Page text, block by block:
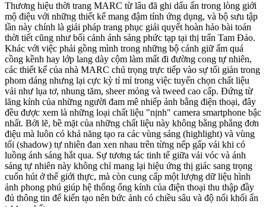
Thương hiệu thời trang MARC từ lâu đã ghi dấu ấn trong lòng giới
mộ điệu với những thiết kế mang đậm tính ứng dụng, và bộ sưu tập
lần này chính là giải pháp trang phục giải quyết hoàn hảo bài toán
thời tiết cũng như bối cảnh ánh sáng phức tạp tại thị trấn Tam Đảo.
Khác với việc phải gồng mình trong những bộ cánh giữ ấm quá
cồng kềnh hay lớp lang dày cộm làm mất đi đường cong tự nhiên,
các thiết kế của nhà MARC chú trọng trực tiếp vào sự tối giản trong
phom dáng nhưng lại cực kỳ tỉ mỉ trong việc tuyển chọn chất liệu
vải như lụa tơ, nhung tăm, sheer mỏng và tweed cao cấp. Đứng từ
lăng kính của những người đam mê nhiếp ảnh bằng điện thoại, đây
đều được xem là những loại chất liệu "nịnh" camera smartphone bậc
nhất. Bởi lẽ, bề mặt của những chất liệu này không bằng phẳng đơn
điệu mà luôn có khả năng tạo ra các vùng sáng (highlight) và vùng
tối (shadow) tự nhiên đan xen nhau trên từng nếp gấp vải khi có
luồng ánh sáng hắt qua. Sự tương tác tinh tế giữa vải vóc và ánh
sáng tự nhiên này không chỉ mang lại hiệu ứng thị giác sang trọng
cuốn hút ở thế giới thực, mà còn cung cấp một lượng dữ liệu hình
ảnh phong phú giúp hệ thống ống kính của điện thoại thu thập đầy
đủ thông tin để kiến tạo nên bức ảnh có chiều sâu và độ nổi khối ấn